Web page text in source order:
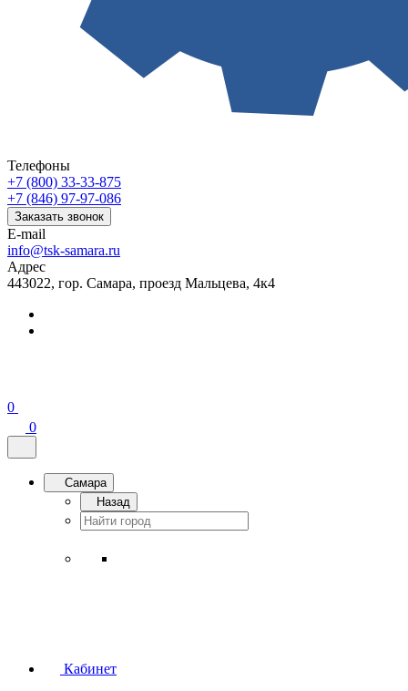
Телефоны
+7 (800) 33-33-875
+7 (846) 97-97-086
Заказать звонок
E-mail
info@tsk-samara.ru
Адрес
443022, гор. Самара, проезд Мальцева, 4к4
0
0
Самара
Назад
Кабинет